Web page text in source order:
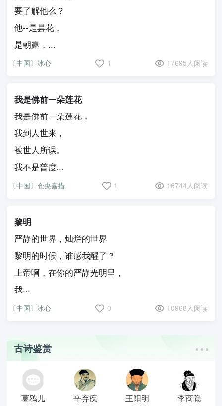
要了解他么？
他--是昙花，
是朝露，...
〔中国〕冰心 1 17695人阅读
我是佛前一朵莲花
我是佛前一朵莲花，
我到人世来，
被世人所误。
我不是普度...
〔中国〕仓央嘉措 1 16744人阅读
黎明
严静的世界，灿烂的世界
黎明的时候，谁感我醒了？
上帝啊，在你的严静光明里，
我...
〔中国〕冰心 0 10968人阅读
古诗鉴赏
葛鸦儿 辛弃疾 王阳明 李商隐